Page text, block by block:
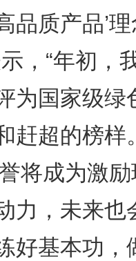
品质产品’
，“年初，
为国家级绿
赶超的榜样
将成为激
力，未来也
好基本功，